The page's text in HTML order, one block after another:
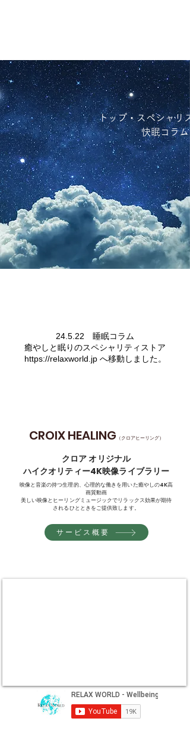
トップ・スペシャリ
快眠コラム
24.5.22 睡眠コラム
癒やしと眠りのスペシャリティストア
https://relaxworld.jp へ移動しました。
CROIX HEALING （クロアヒーリング）
クロア オリジナル
ハイクオリティー4K映像ライブラリー
映像と音楽の持つ生理的、心理的な働きを用いた癒やしの4K高
画質動画
美しい映像とヒーリングミュージックでリラックス効果が期待
されるひとときをご提供致します。
サービス概要